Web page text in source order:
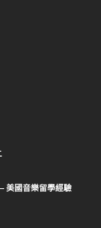
美國音樂留學經驗